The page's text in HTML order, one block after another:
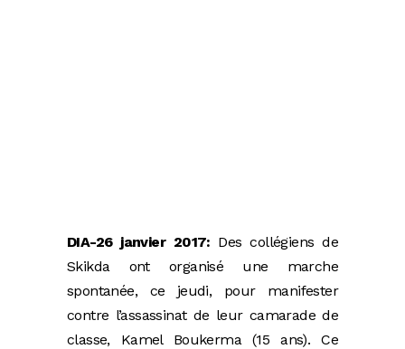
DIA-26 janvier 2017: Des collégiens de
Skikda ont organisé une marche
spontanée, ce jeudi, pour manifester
contre l’assassinat de leur camarade de
classe, Kamel Boukerma (15 ans). Ce